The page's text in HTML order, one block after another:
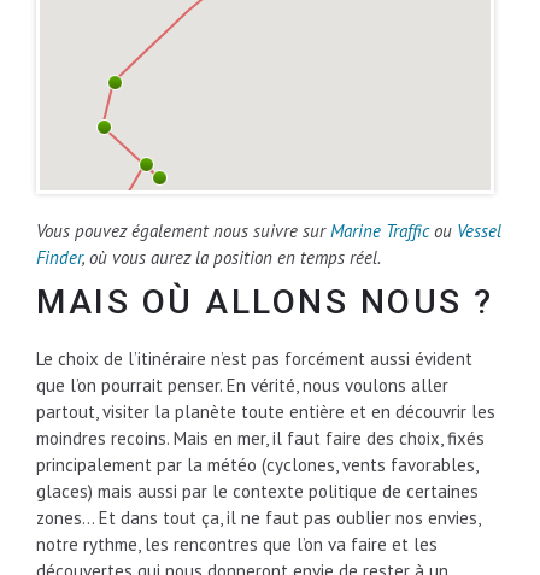
Vous pouvez également nous suivre surMarine Trafficou Vessel
Finder, où vous aurez la position en temps réel.
MAIS OÙ ALLONS NOUS ?
Le choix de l’itinéraire n’est pas forcément aussi évident
que l’on pourrait penser. En vérité, nous voulons aller
partout, visiter la planète toute entière et en découvrir les
moindres recoins. Mais en mer, il faut faire des choix, fixés
principalement par la météo (cyclones, vents favorables,
glaces) mais aussi par le contexte politique de certaines
zones… Et dans tout ça, il ne faut pas oublier nos envies,
notre rythme, les rencontres que l’on va faire et les